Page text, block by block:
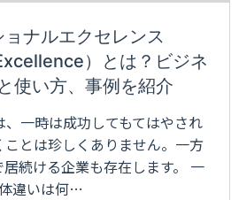
ナルエクセレンス
）とは？ビジネ
使い方、事例を紹介
、一時は成功してもてはやされ
ことは珍しくありません。一方
続ける企業も存在します。 一
体違いは何…